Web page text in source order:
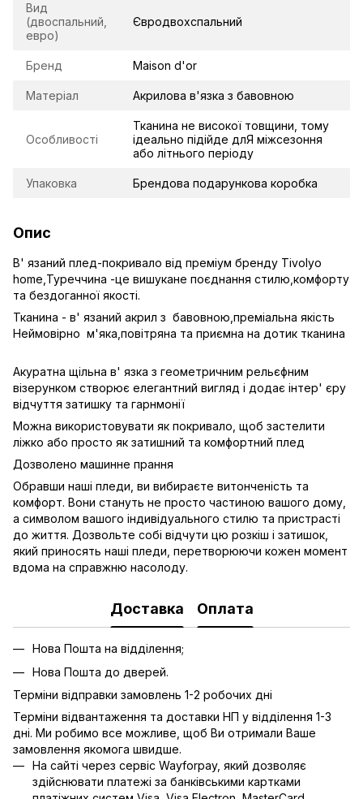
Вид
(двоспальний,
евро)
Євродвохспальний
Бренд Maison d'or
Матеріал Акрилова в'язка з бавовною
Особливості
Тканина не високої товщини, тому
ідеально підійде длЯ міжсезоння
або літнього періоду
Упаковка Брендова подарункова коробка
Опис
В' язаний плед-покривало від преміум бренду Tivolyo
home,Туреччина -це вишукане поєднання стилю,комфорту
та бездоганної якості.
Тканина - в' язаний акрил з бавовною,преміальна якість
Неймовірно м'яка,повітряна та приємна на дотик тканина
Акуратна щільна в' язка з геометричним рельєфним
візерунком створює елегантний вигляд і додає інтер' єру
відчуття затишку та гарнмонії
Можна використовувати як покривало, щоб застелити
ліжко або просто як затишний та комфортний плед
Дозволено машинне прання
Обравши наші пледи, ви вибираєте витонченість та
комфорт. Вони стануть не просто частиною вашого дому,
а символом вашого індивідуального стилю та пристрасті
до життя. Дозвольте собі відчути цю розкіш і затишок,
який приносять наші пледи, перетворюючи кожен момент
вдома на справжню насолоду.
Доставка Оплата
Нова Пошта на відділення;
Нова Пошта до дверей.
Терміни відправки замовлень 1-2 робочих дні
Терміни відвантаження та доставки НП у відділення 1-3
дні. Ми робимо все можливе, щоб Ви отримали Ваше
замовлення якомога швидше.
На сайті через сервіс Wayforpay, який дозволяє
здійснювати платежі за банківськими картками